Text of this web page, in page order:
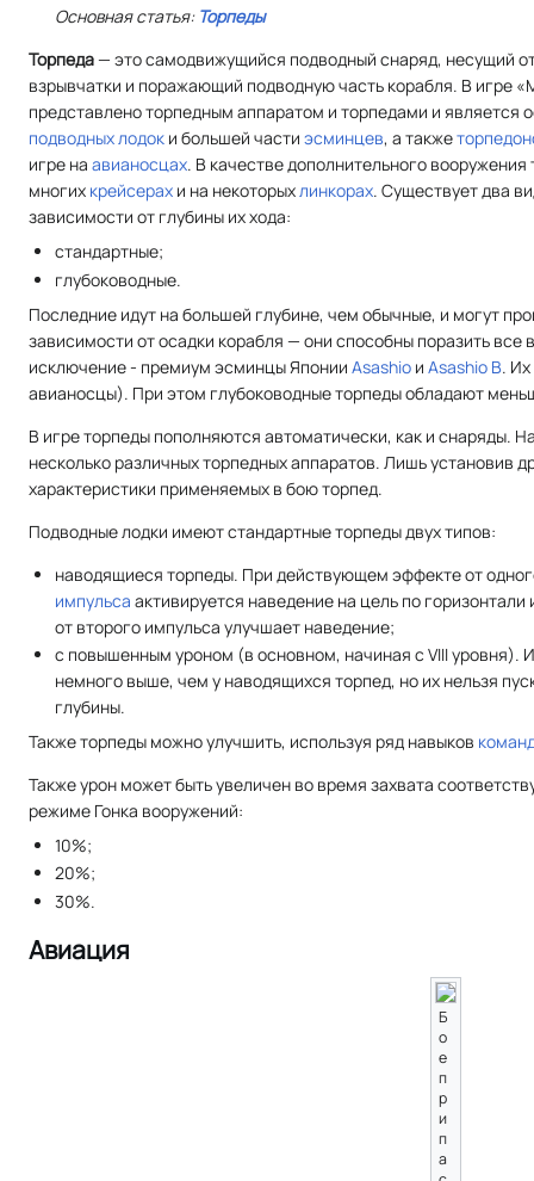
Основная статья: Торпеды
Торпеда— это самодвижущийся подводный снаряд, несущий
взрывчатки и поражающий подводную часть корабля. В игре
представлено торпедным аппаратом и торпедами и является
подводных лодок и большей части эсминцев, а также
игре на авианосцах. В качестве дополнительного
многих крейсерах и на некоторыхлинкорах. Существует два
зависимости от глубины их хода:
стандартные;
глубоководные.
Последние идут на большей глубине, чем обычные, и могут
зависимости от осадки корабля — они способны поразить
исключение - премиум эсминцы Японии Asashio и Asashio B.
авианосцы). При этом глубоководные торпеды обладают
В игре торпеды пополняются автоматически, как и снаряды.
несколько различных торпедных аппаратов. Лишь установив
характеристики применяемых в бою торпед.
Подводные лодки имеют стандартные торпеды двух типов:
наводящиеся торпеды. При действующем эффекте от
импульса активируется наведение на цель по
от второго импульса улучшает наведение;
с повышенным уроном (в основном, начиная с VIII уровня).
немного выше, чем у наводящихся торпед, но их нельзя
глубины.
Также торпеды можно улучшить, используя ряд навыков
Также урон может быть увеличен во время захвата
режиме Гонка вооружений:
10%;
20%;
30%.
Авиация
Б
о
е
п
р
и
п
а